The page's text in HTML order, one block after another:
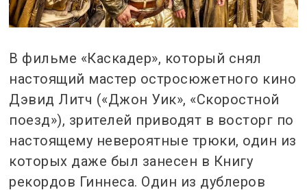
В фильме «Каскадер», который снял
настоящий мастер остросюжетного кино
Дэвид Литч («Джон Уик», «Скоростной
поезд»), зрителей приводят в восторг по
настоящему невероятные трюки, один из
которых даже был занесен в Книгу
рекордов Гиннеса. Один из дублеров